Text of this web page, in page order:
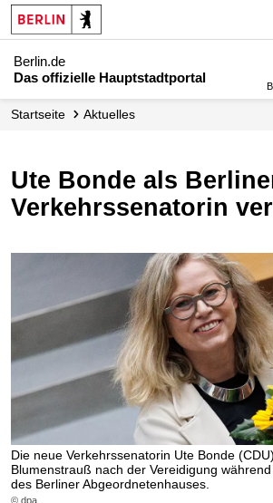
Berlin.de
Das offizielle Hauptstadtportal
Startseite Aktuelles
Ute Bonde als Berliner
Verkehrssenatorin
Die neue Verkehrssenatorin Ute Bonde
Blumenstrauß nach der Vereidigung
des Berliner Abgeordnetenhauses.
© dpa